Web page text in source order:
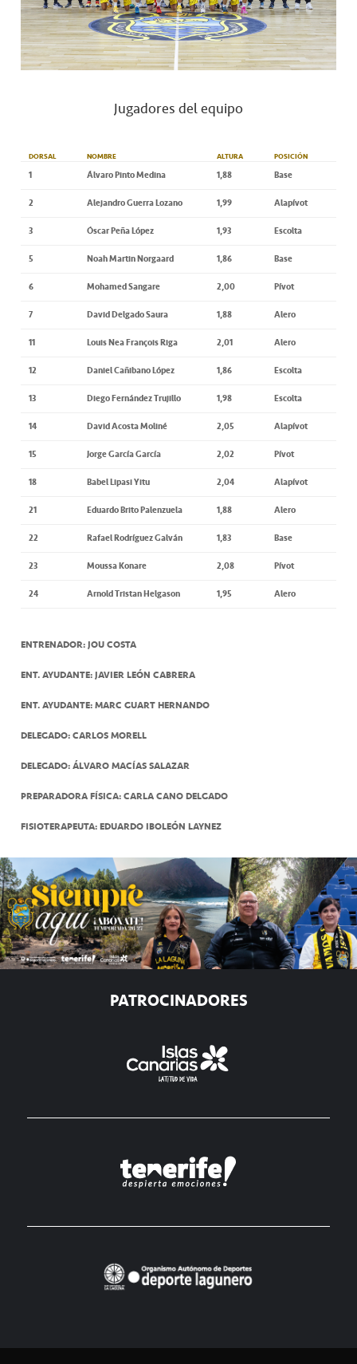
Jugadores del equipo
DORSAL NOMBRE ALTURA POSICIÓN
1 Álvaro Pinto Medina 1,88 Base
2 Alejandro Guerra Lozano 1,99 Alapívot
3 Óscar Peña López 1,93 Escolta
5 Noah Martin Norgaard 1,86 Base
6 Mohamed Sangare 2,00 Pívot
7 David Delgado Saura 1,88 Alero
11 Louis Nea François Riga 2,01 Alero
12 Daniel Cañibano López 1,86 Escolta
13 Diego Fernández Trujillo 1,98 Escolta
14 David Acosta Moliné 2,05 Alapívot
15 Jorge García García 2,02 Pívot
18 Babel Lipasi Yitu 2,04 Alapívot
21 Eduardo Brito Palenzuela 1,88 Alero
22 Rafael Rodríguez Galván 1,83 Base
23 Moussa Konare 2,08 Pívot
24 Arnold Tristan Helgason 1,95 Alero
ENTRENADOR: JOU COSTA
ENT. AYUDANTE: JAVIER LEÓN CABRERA
ENT. AYUDANTE: MARC GUART HERNANDO
DELEGADO: CARLOS MORELL
DELEGADO: ÁLVARO MACÍAS SALAZAR
PREPARADORA FÍSICA: CARLA CANO DELGADO
FISIOTERAPEUTA: EDUARDO IBOLEÓN LAYNEZ
PATROCINADORES